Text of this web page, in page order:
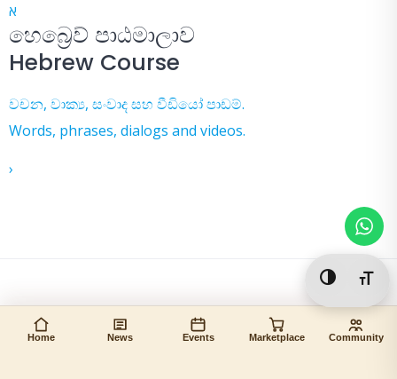
Toggle
Home News Events Marketplace Community
א
හෙබ්‍රෙව් පාඨමාලාව
Hebrew Course
වචන, වාක්‍ය, සංවාද සහ වීඩියෝ පාඩම්.
Words, phrases, dialogs and videos.
›